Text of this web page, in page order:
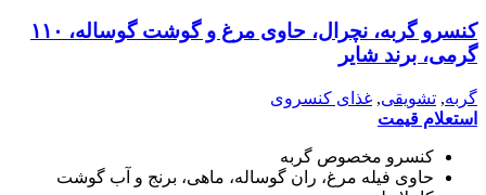
کنسرو گربه، نچرال، حاوی مرغ و گوشت گوساله، ۱۱۰
گرمی، برند شایر
گربه, تشویقی, غذای کنسروی
استعلام قیمت
کنسرو مخصوص گربه
حاوی فیله مرغ، ران گوساله، ماهی، برنج و آب گوشت